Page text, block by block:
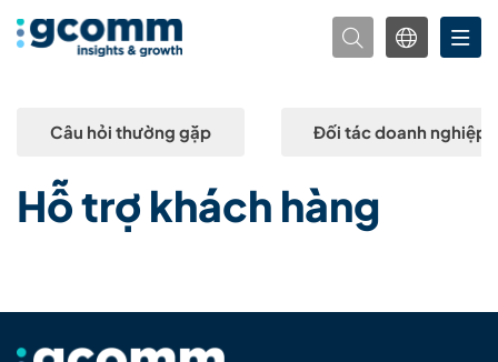
Câu hỏi thường gặp Đối tác doanh nghiệp
Hỗ trợ khách hàng